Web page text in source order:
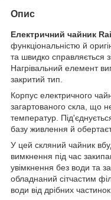
Опис
Електричний чайник
функціональністю й
та швидко справляється
Нагрівальний елемент
закритий тип.
Корпус електричного
загартованого скла, що
температур.
базу живлення й
У цей скляний чайник
вимкнення під час
увімкнення без води та
обладнаний сітчастим
води від дрібних частинок.